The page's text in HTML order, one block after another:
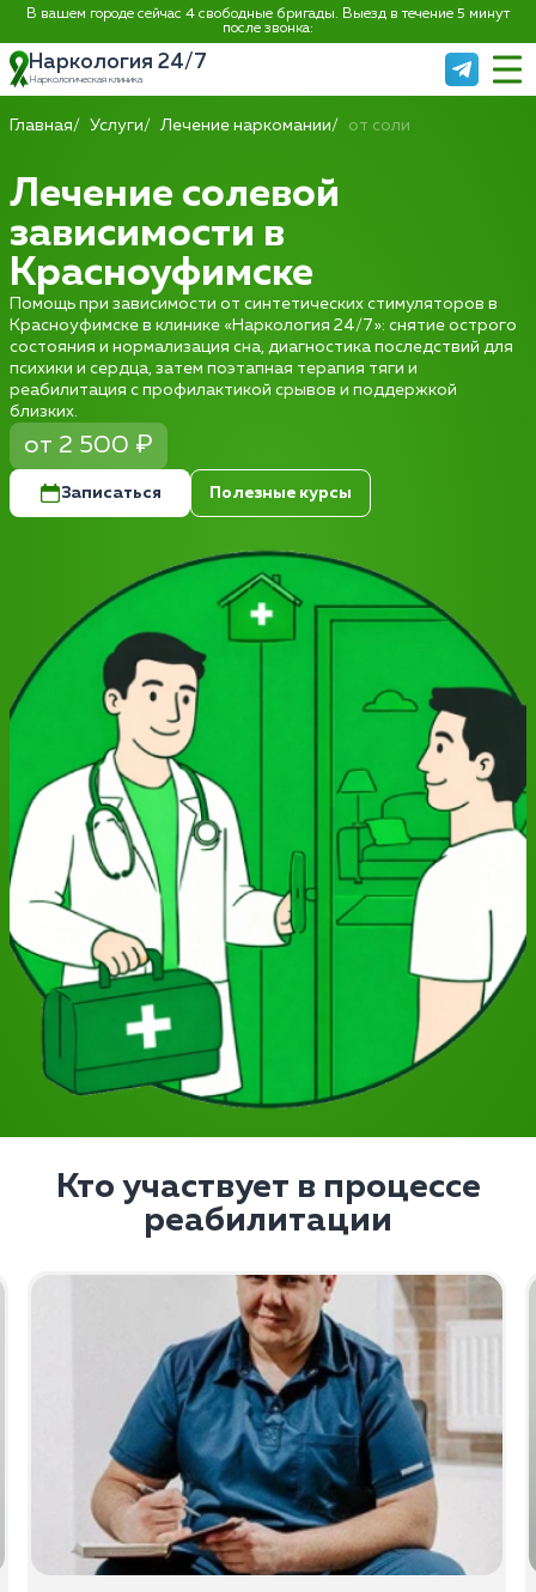
В вашем городе сейчас 4 свободные бригады. Выезд в течение 5 минут
после звонка:
Наркология 24/7
Наркологическая клиника
Главная Услуги Лечение наркомании от соли
Лечение солевой
зависимости в
Красноуфимске
Помощь при зависимости от синтетических стимуляторов в
Красноуфимске в клинике «Наркология 24/7»: снятие острого
состояния и нормализация сна, диагностика последствий для
психики и сердца, затем поэтапная терапия тяги и
реабилитация с профилактикой срывов и поддержкой
близких.
от 2 500 ₽
Записаться Полезные курсы
Кто участвует в процессе
реабилитации